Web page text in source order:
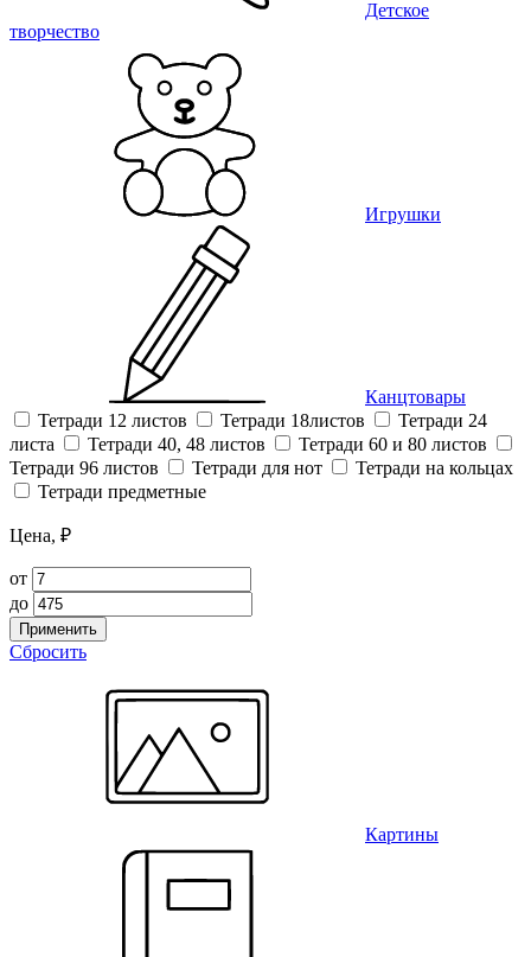
Детское
творчество
Игрушки
Канцтовары
Тетради 12 листов
Тетради 18листов
Тетради 24
листа
Тетради 40, 48 листов
Тетради 60 и 80 листов
Тетради 96 листов
Тетради для нот
Тетради на кольцах
Тетради предметные
Цена, ₽
от
до
Применить
Сбросить
Картины